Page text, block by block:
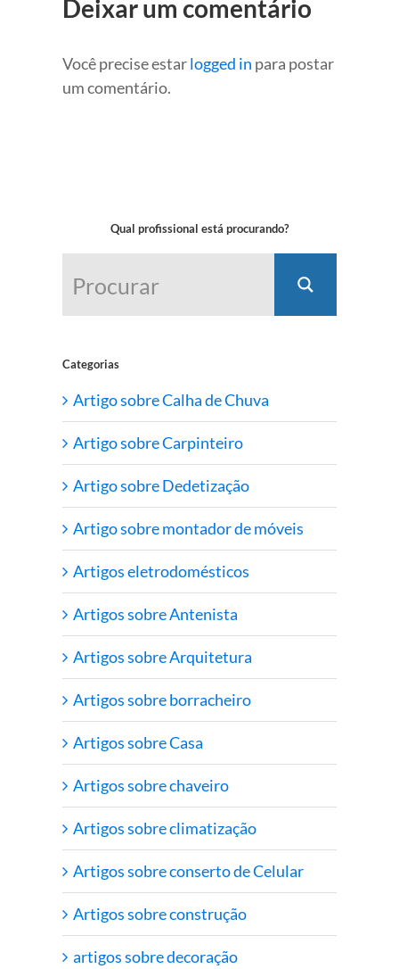
Deixar um comentário
Você precise estarlogged in para postar
um comentário.
Qual profissional está procurando?
Categorias
Artigo sobre Calha de Chuva
Artigo sobre Carpinteiro
Artigo sobre Dedetização
Artigo sobre montador de móveis
Artigos eletrodomésticos
Artigos sobre Antenista
Artigos sobre Arquitetura
Artigos sobre borracheiro
Artigos sobre Casa
Artigos sobre chaveiro
Artigos sobre climatização
Artigos sobre conserto de Celular
Artigos sobre construção
artigos sobre decoração